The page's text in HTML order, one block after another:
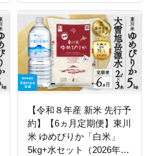
【令和８年産 新米 先行予
約】【6ヵ月定期便】東川
米 ゆめぴりか「白米」
5kg+水セット（2026年10